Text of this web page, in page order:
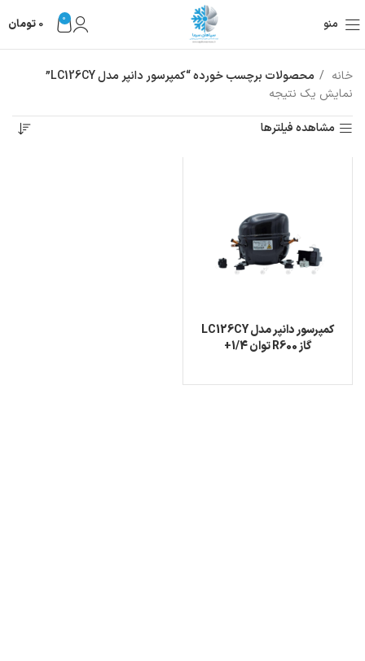
منو 0
0 تومان
خانه
محصولات برچسب خورده “کمپرسور دانپر مدل LC126CY”
نمایش یک نتیجه
مشاهده فیلترها
کمپرسور دانپر مدل LC126CY
گاز R600 توان 1/4+